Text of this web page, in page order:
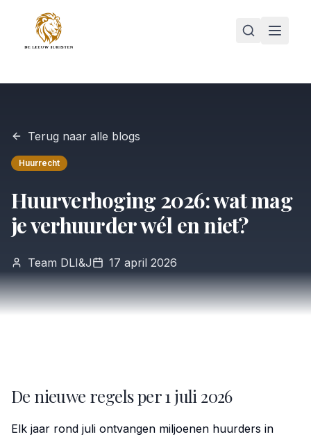
Terug naar alle blogs
Huurrecht
Huurverhoging 2026: wat mag
je verhuurder wél en niet?
Team DLI&J 17 april 2026
De nieuwe regels per 1 juli 2026
Elk jaar rond juli ontvangen miljoenen huurders in